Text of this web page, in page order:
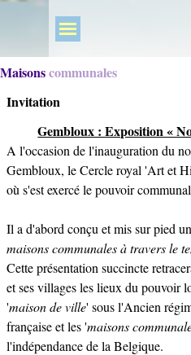
Maisons communales
Invitation
Gembloux : Exposition «
A l'occasion de l'inauguration du
Gembloux, le Cercle royal 'Art et
où s'est exercé le pouvoir
Il a d'abord conçu et mis sur pied
maisons communales à travers le
Cette présentation succincte
et ses villages les lieux du pouvoir
'maison de ville' sous l'Ancien
française et les 'maisons
l'indépendance de la Belgique.